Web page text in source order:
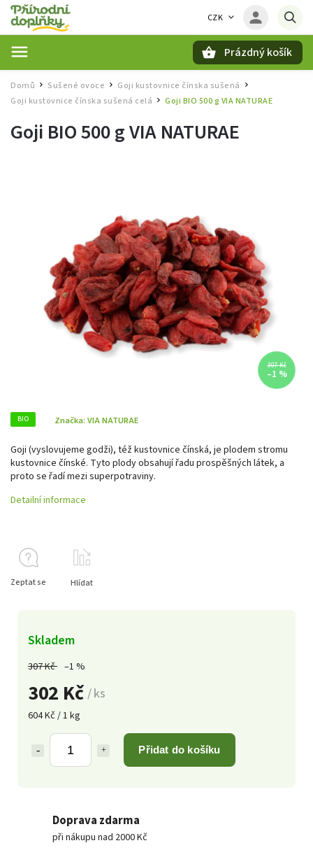
CZK
Prázdný košík
Domů / Sušené ovoce / Goji kustovnice čínska sušená
Goji kustovnice čínska sušená celá / Goji BIO 500 g VIA NATURAE
Goji BIO 500 g VIA NATURAE
307 Kč
–1 %
BIO Značka: VIA NATURAE
307 Kč –1 %
302 Kč / ks
604 Kč / 1 kg
Přidat do košíku
Skladem
Goji (vyslovujeme godži), též kustovnice čínská, je plodem stromu
kustovnice čínské. Tyto plody obsahují řadu prospěšných látek, a
proto se řadí mezi superpotraviny.
Detailní informace
Zeptat se Hlídat
Doprava zdarma
při nákupu nad 2000 Kč